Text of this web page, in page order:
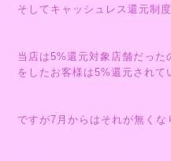
そしてキャッシュレス還元制
当店は5%還元対象店舗だった
をしたお客様は5%還元されて
ですが7月からはそれが無くな